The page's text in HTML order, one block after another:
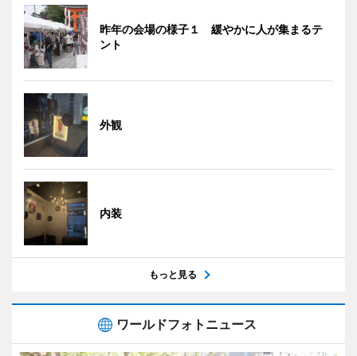
昨年の会場の様子１ 緩やかに人が集まるテ
ント
外観
内装
もっと見る
ワールドフォトニュース